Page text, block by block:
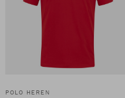
POLO HEREN